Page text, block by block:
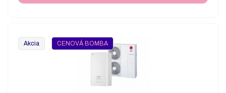
Akcia CENOVÁ BOMBA